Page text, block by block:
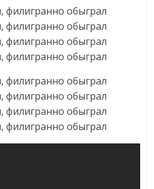
филигранно обыграл
филигранно обыграл
филигранно обыграл
филигранно обыграл
филигранно обыграл
филигранно обыграл
филигранно обыграл
филигранно обыграл